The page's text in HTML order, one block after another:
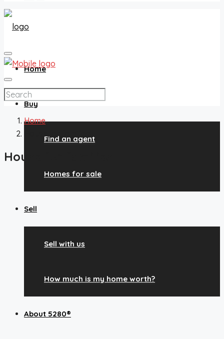
Home
Buy
Find an agent
Homes for sale
Sell
Sell with us
How much is my home worth?
About 5280®
Home
House for families
House for families